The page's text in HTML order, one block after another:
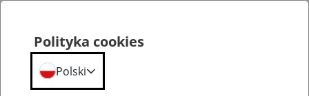
Polityka cookies
Polski